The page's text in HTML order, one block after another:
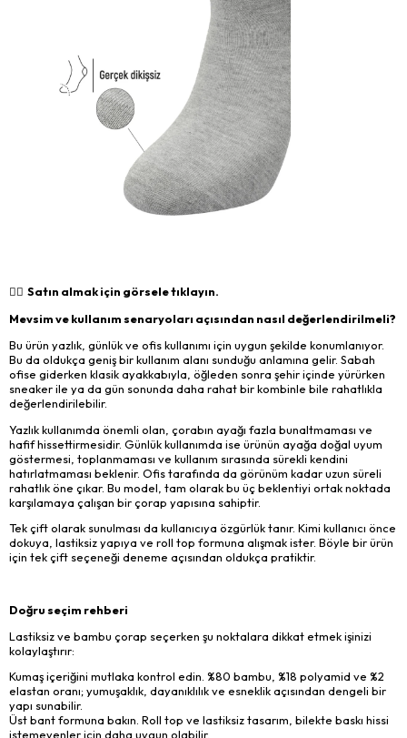
👉🏻 Satın almak için görsele tıklayın.
Mevsim ve kullanım senaryoları açısından nasıl değerlendirilmeli?
Bu ürün yazlık, günlük ve ofis kullanımı için uygun şekilde konumlanıyor.
Bu da oldukça geniş bir kullanım alanı sunduğu anlamına gelir. Sabah
ofise giderken klasik ayakkabıyla, öğleden sonra şehir içinde yürürken
sneaker ile ya da gün sonunda daha rahat bir kombinle bile rahatlıkla
değerlendirilebilir.
Yazlık kullanımda önemli olan, çorabın ayağı fazla bunaltmaması ve
hafif hissettirmesidir. Günlük kullanımda ise ürünün ayağa doğal uyum
göstermesi, toplanmaması ve kullanım sırasında sürekli kendini
hatırlatmaması beklenir. Ofis tarafında da görünüm kadar uzun süreli
rahatlık öne çıkar. Bu model, tam olarak bu üç beklentiyi ortak noktada
karşılamaya çalışan bir çorap yapısına sahiptir.
Tek çift olarak sunulması da kullanıcıya özgürlük tanır. Kimi kullanıcı önce
dokuya, lastiksiz yapıya ve roll top formuna alışmak ister. Böyle bir ürün
için tek çift seçeneği deneme açısından oldukça pratiktir.
Doğru seçim rehberi
Lastiksiz ve bambu çorap seçerken şu noktalara dikkat etmek işinizi
kolaylaştırır:
Kumaş içeriğini mutlaka kontrol edin. %80 bambu, %18 polyamid ve %2
elastan oranı; yumuşaklık, dayanıklılık ve esneklik açısından dengeli bir
yapı sunabilir.
Üst bant formuna bakın. Roll top ve lastiksiz tasarım, bilekte baskı hissi
istemeyenler için daha uygun olabilir.